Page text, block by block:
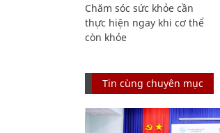
Chăm sóc sức khỏe cần
thực hiện ngay khi cơ thể
còn khỏe
Tin cùng chuyên mục